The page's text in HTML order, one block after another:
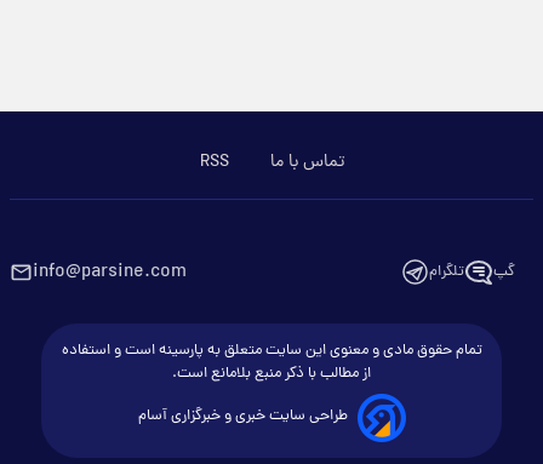
تماس با ما RSS
گپ تلگرام info@parsine.com
تمام حقوق مادی و معنوی این سایت متعلق به پارسینه است و استفاده
از مطالب با ذکر منبع بلامانع است.
طراحی سایت خبری و خبرگزاری آسام